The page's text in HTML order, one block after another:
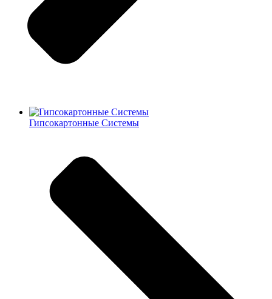
Гипсокартонные Системы